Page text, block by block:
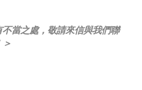
當之處，敬請來信與我們聯